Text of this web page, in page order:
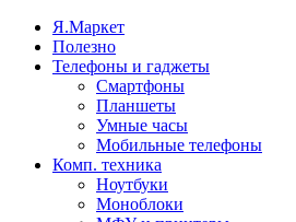
Я.Маркет
Полезно
Телефоны и гаджеты
Смартфоны
Планшеты
Умные часы
Мобильные телефоны
Комп. техника
Ноутбуки
Моноблоки